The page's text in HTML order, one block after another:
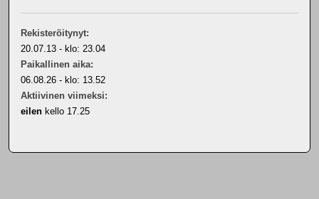
Rekisteröitynyt:
20.07.13 - klo: 23.04
Paikallinen aika:
06.08.26 - klo: 13.52
Aktiivinen viimeksi:
eilen kello 17.25